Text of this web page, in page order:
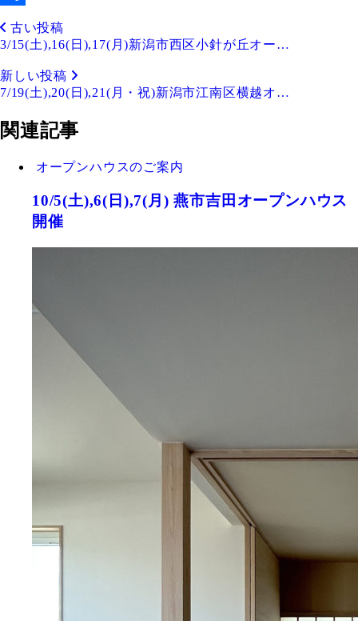
有
古い投稿
3/15(土),16(日),17(月)新潟市西区小針が丘オー…
新しい投稿
7/19(土),20(日),21(月・祝)新潟市江南区横越オ…
関連記事
オープンハウスのご案内
10/5(土),6(日),7(月) 燕市吉田オープンハウス
開催